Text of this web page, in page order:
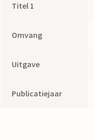
Titel 1
Omvang
Uitgave
Publicatiejaar